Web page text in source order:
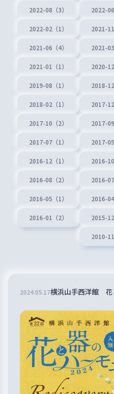
2022-08（3） 2022-06
2022-02（1） 2021-11
2021-06（4） 2021-03
2021-01（1） 2020-12
2019-08（1） 2018-12
2018-02（1） 2017-12
2017-10（2） 2017-09
2017-07（1） 2017-05
2016-12（1） 2016-10
2016-08（2） 2016-07
2016-05（1） 2016-04
2016-01（2） 2015-12
2010-11
2024.05.17横浜山手西洋館 花